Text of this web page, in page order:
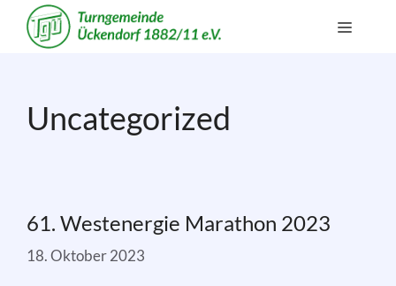
Inhalt
springen
Menü
Uncategorized
61. Westenergie Marathon 2023
18. Oktober 2023